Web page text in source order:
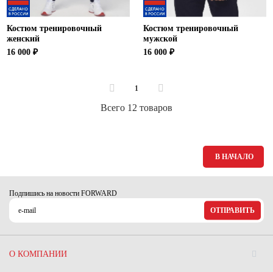
Костюм тренировочный
женский
16 000 ₽
Костюм тренировочный
мужской
16 000 ₽
1
Всего 12 товаров
В НАЧАЛО
Подпишись на новости FORWARD
ОТПРАВИТЬ
О КОМПАНИИ